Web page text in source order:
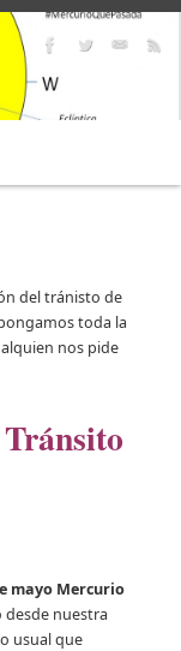
del tránisto de
toda la
nos pide
mayo Mercurio
desde nuestra
usual que